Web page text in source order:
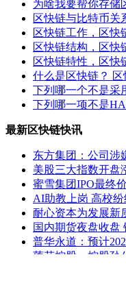
为啥我要帮你存储
区快链与比特币关
区快链工作，区快
区快链结构，区快
区快链特性，区快
什么是区快链？ 区
下列哪一个不是采
下列哪一项不是
最新区快链快讯
东方集团：公司涉
美股三大指数开盘
蜜雪集团IPO最终
AI助教上岗 高校纷
耐心资本为发展新
国内期货夜盘收盘
普华永道：预计
莲花控股：控股孙